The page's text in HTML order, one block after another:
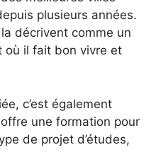
plusieurs années.
décrivent comme un
où il fait bon vivre et
c’est également
une formation pour
de projet d’études,